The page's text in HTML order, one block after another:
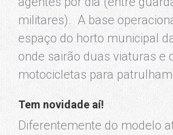
militares). A base
espaço do horto municipal
onde sairão duas viaturas e
motocicletas para
Tem novidade aí!
Diferentemente do modelo